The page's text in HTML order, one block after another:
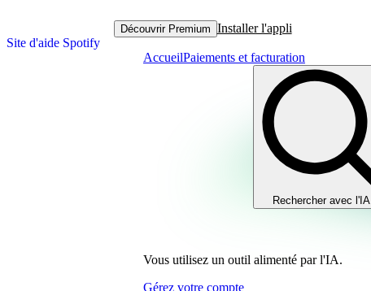
Site d'aide Spotify
Découvrir Premium Installer l'appli
AccueilPaiements et facturation
Rechercher avec l'IA
Vous utilisez un outil alimenté par l'IA.
Gérez votre compte